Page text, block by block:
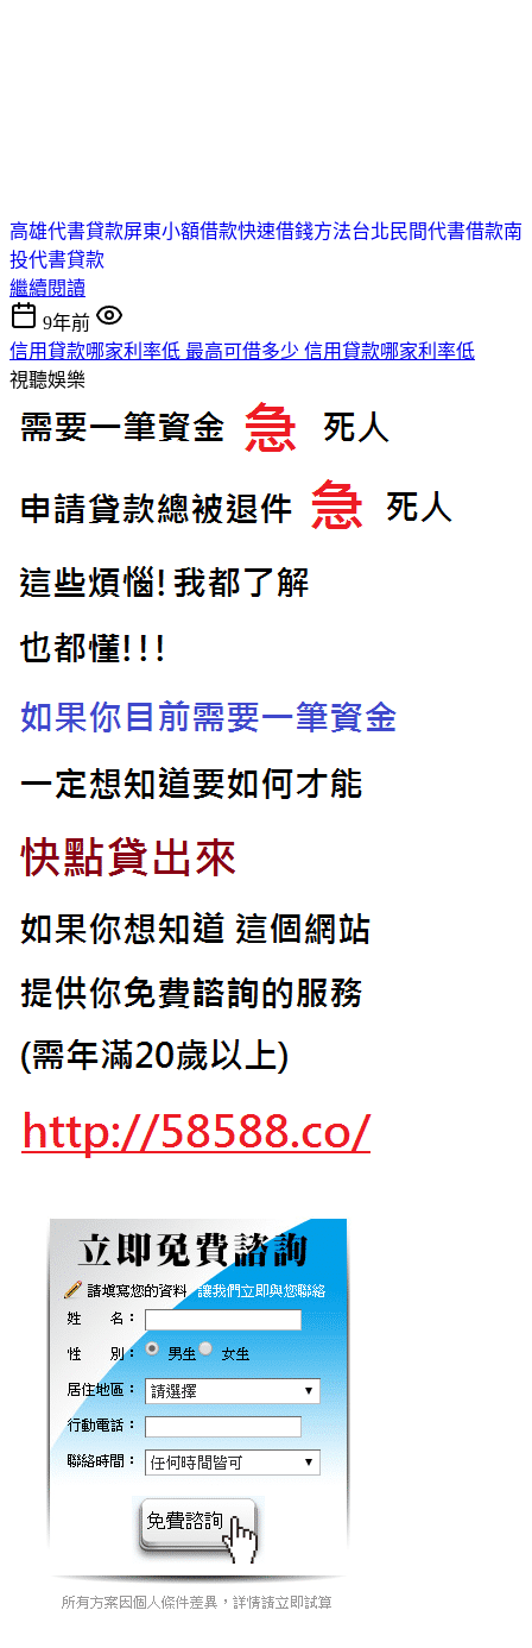
高雄代書貸款屏東小額借款快速借錢方法台北民間代書借款南
投代書貸款
繼續閱讀
9年前
信用貸款哪家利率低 最高可借多少 信用貸款哪家利率低
視聽娛樂